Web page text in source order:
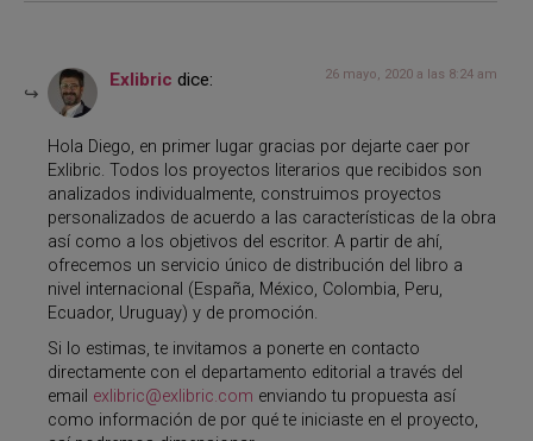
Exlibric dice: 26 mayo, 2020 a las 8:24 am
Hola Diego, en primer lugar gracias por dejarte caer por
Exlibric. Todos los proyectos literarios que recibidos son
analizados individualmente, construimos proyectos
personalizados de acuerdo a las características de la obra
así como a los objetivos del escritor. A partir de ahí,
ofrecemos un servicio único de distribución del libro a
nivel internacional (España, México, Colombia, Peru,
Ecuador, Uruguay) y de promoción.
Si lo estimas, te invitamos a ponerte en contacto
directamente con el departamento editorial a través del
email exlibric@exlibric.com enviando tu propuesta así
como información de por qué te iniciaste en el proyecto,